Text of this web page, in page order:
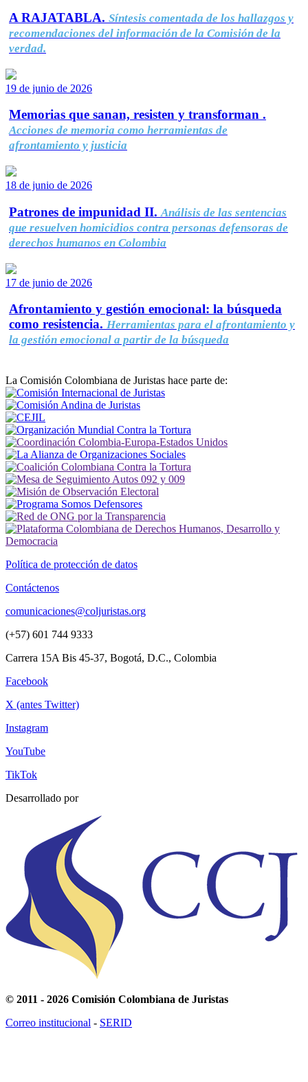
A RAJATABLA. Síntesis comentada de los hallazgos y
recomendaciones del información de la Comisión de la
verdad.
19 de junio de 2026
Memorias que sanan, resisten y transforman .
Acciones de memoria como herramientas de
afrontamiento y justicia
18 de junio de 2026
Patrones de impunidad II. Análisis de las sentencias
que resuelven homicidios contra personas defensoras de
derechos humanos en Colombia
17 de junio de 2026
Afrontamiento y gestión emocional: la búsqueda
como resistencia. Herramientas para el afrontamiento y
la gestión emocional a partir de la búsqueda
La Comisión Colombiana de Juristas hace parte de:
Política de protección de datos
Contáctenos
comunicaciones@coljuristas.org
(+57) 601 744 9333
Carrera 15A Bis 45-37, Bogotá, D.C., Colombia
Facebook
X (antes Twitter)
Instagram
YouTube
TikTok
Desarrollado por
© 2011 - 2026 Comisión Colombiana de Juristas
Correo institucional - SERID